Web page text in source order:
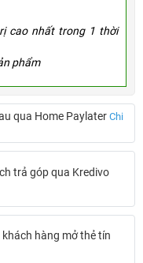
cao nhất trong 1 thời
phẩm
qua Home PaylaterChi
trả góp qua Kredivo
khách hàng mở thẻ tín